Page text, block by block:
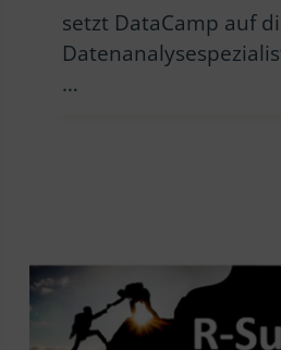
setzt DataCamp auf
…